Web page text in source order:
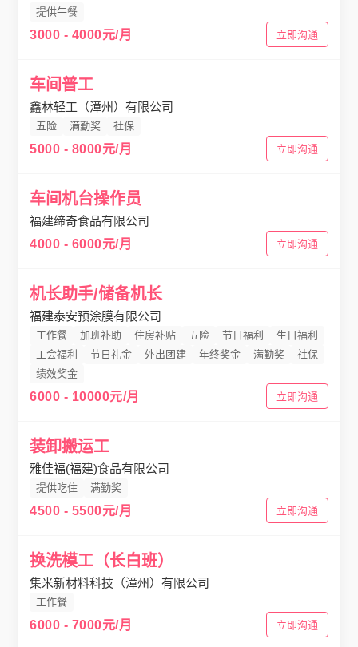
提供午餐
3000 - 4000元/月 立即沟通
车间普工
鑫林轻工（漳州）有限公司
五险 满勤奖 社保
5000 - 8000元/月 立即沟通
车间机台操作员
福建缔奇食品有限公司
4000 - 6000元/月
立即沟通
机长助手/储备机长
福建泰安预涂膜有限公司
工作餐 加班补助 住房补贴 五险 节日福利
生日福利
工会福利
节日礼金 外出团建 年终奖金 满勤奖
社保
绩效奖金
6000 - 10000元/月 立即沟通
装卸搬运工
雅佳福(福建)食品有限公司
提供吃住 满勤奖
4500 - 5500元/月 立即沟通
换洗模工（长白班）
集米新材料科技（漳州）有限公司
工作餐
6000 - 7000元/月 立即沟通